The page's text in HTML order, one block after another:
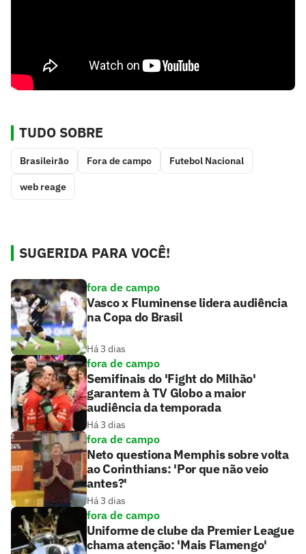
TUDO SOBRE
Brasileirão Fora de campo Futebol Nacional
web reage
SUGERIDA PARA VOCÊ!
fora de campo
Vasco x Fluminense lidera audiência
na Copa do Brasil
Há 3 dias
fora de campo
Semifinais do 'Fight do Milhão'
garantem à TV Globo a maior
audiência da temporada
Há 3 dias
fora de campo
Neto questiona Memphis sobre volta
ao Corinthians: 'Por que não veio
antes?'
Há 3 dias
fora de campo
Uniforme de clube da Premier League
chama atenção: 'Mais Flamengo'